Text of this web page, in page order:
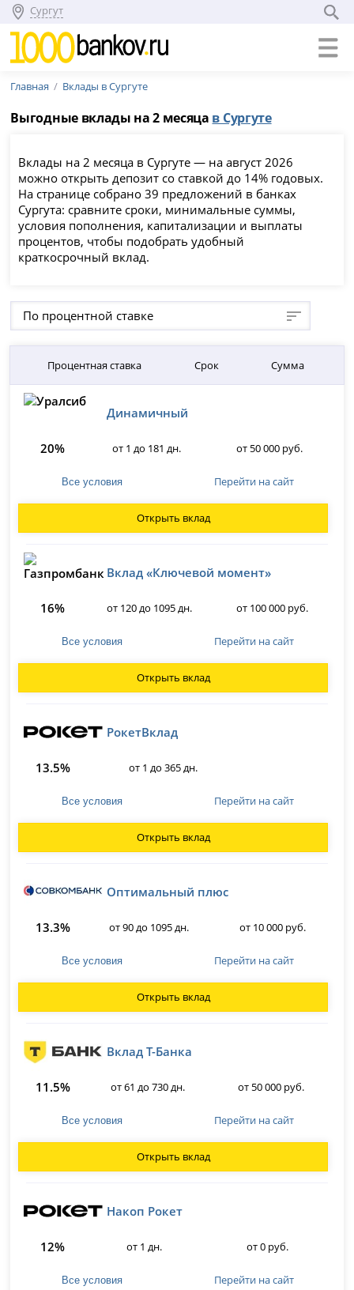
Сургут
Главная Вклады в Сургуте
Выгодные вклады на 2 месяца в Сургуте
Вклады на 2 месяца в Сургуте — на август 2026
можно открыть депозит со ставкой до 14% годовых.
На странице собрано 39 предложений в банках
Сургута: сравните сроки, минимальные суммы,
условия пополнения, капитализации и выплаты
процентов, чтобы подобрать удобный
краткосрочный вклад.
По процентной ставке
Процентная ставка Срок Сумма
Динамичный
20% от 1 до 181 дн. от 50 000 руб.
Все условия Перейти на сайт
Открыть вклад
Вклад «Ключевой момент»
16% от 120 до 1095 дн. от 100 000 руб.
Все условия Перейти на сайт
Открыть вклад
РокетВклад
13.5% от 1 до 365 дн.
Все условия Перейти на сайт
Открыть вклад
Оптимальный плюс
13.3% от 90 до 1095 дн. от 10 000 руб.
Все условия Перейти на сайт
Открыть вклад
Вклад Т-Банка
11.5% от 61 до 730 дн. от 50 000 руб.
Все условия Перейти на сайт
Открыть вклад
Накоп Рокет
12% от 1 дн. от 0 руб.
Все условия Перейти на сайт